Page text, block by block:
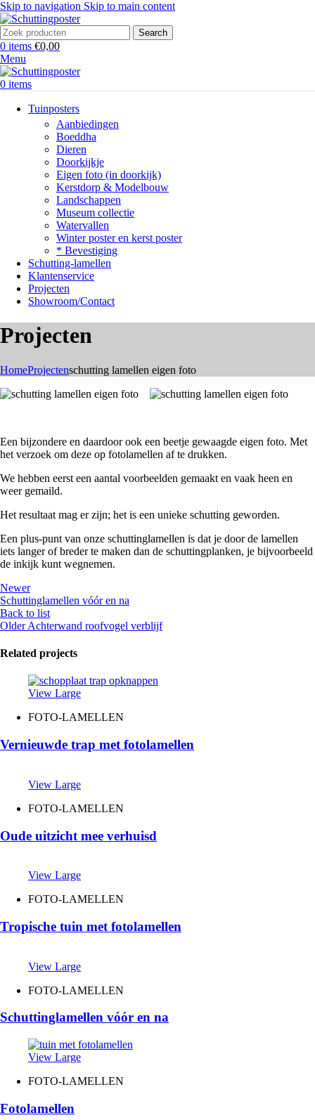
Skip to navigation Skip to main content
Search
0 items €0,00
Menu
0 items
Tuinposters
Aanbiedingen
Boeddha
Dieren
Doorkijkje
Eigen foto (in doorkijk)
Kerstdorp & Modelbouw
Landschappen
Museum collectie
Watervallen
Winter poster en kerst poster
* Bevestiging
Schutting-lamellen
Klantenservice
Projecten
Showroom/Contact
Projecten
HomeProjectenschutting lamellen eigen foto
Een bijzondere en daardoor ook een beetje gewaagde eigen foto. Met
het verzoek om deze op fotolamellen af te drukken.
We hebben eerst een aantal voorbeelden gemaakt en vaak heen en
weer gemaild.
Het resultaat mag er zijn; het is een unieke schutting geworden.
Een plus-punt van onze schuttinglamellen is dat je door de lamellen
iets langer of breder te maken dan de schuttingplanken, je bijvoorbeeld
de inkijk kunt wegnemen.
Newer
Schuttinglamellen vóór en na
Back to list
Older Achterwand roofvogel verblijf
Related projects
View Large
FOTO-LAMELLEN
Vernieuwde trap met fotolamellen
View Large
FOTO-LAMELLEN
Oude uitzicht mee verhuisd
View Large
FOTO-LAMELLEN
Tropische tuin met fotolamellen
View Large
FOTO-LAMELLEN
Schuttinglamellen vóór en na
View Large
FOTO-LAMELLEN
Fotolamellen